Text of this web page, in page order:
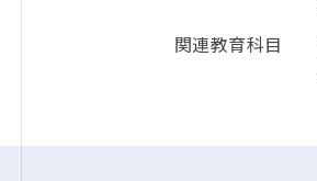
関連教育科目